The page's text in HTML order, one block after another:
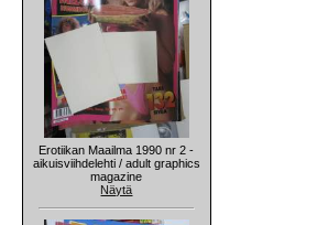
Erotiikan Maailma 1990 nr 2 -
aikuisviihdelehti / adult graphics
magazine
Näytä